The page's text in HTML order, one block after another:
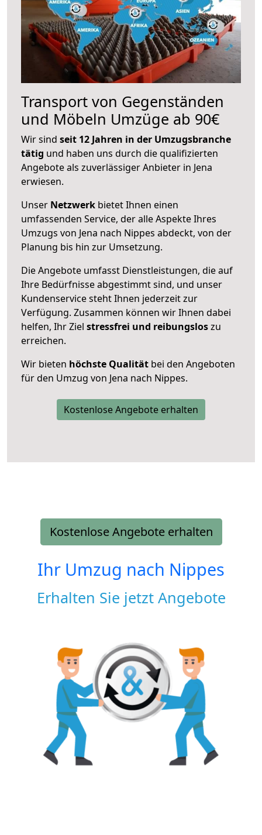
Transport von Gegenständen
und Möbeln Umzüge ab 90€
Wir sind seit 12 Jahren in der Umzugsbranche
tätig und haben uns durch die qualifizierten
Angebote als zuverlässiger Anbieter in Jena
erwiesen.
Unser Netzwerk bietet Ihnen einen
umfassenden Service, der alle Aspekte Ihres
Umzugs von Jena nach Nippes abdeckt, von der
Planung bis hin zur Umsetzung.
Die Angebote umfasst Dienstleistungen, die auf
Ihre Bedürfnisse abgestimmt sind, und unser
Kundenservice steht Ihnen jederzeit zur
Verfügung. Zusammen können wir Ihnen dabei
helfen, Ihr Ziel stressfrei und reibungsloszu
erreichen.
Wir bieten höchste Qualität bei den Angeboten
für den Umzug von Jena nach Nippes.
Kostenlose Angebote erhalten
Kostenlose Angebote erhalten
Ihr Umzug nach Nippes
Erhalten Sie jetzt Angebote